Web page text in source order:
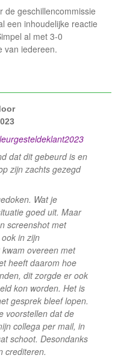
de geschillencommissie
een inhoudelijke reactie
al met 3-0
van iedereen.
dat dit gebeurd is en
zijn zachts gezegd
Wat je
goed uit. Maar
screenshot met
in zijn
overeen met
heeft daarom hoe
dit zorgde er ook
kon worden. Het is
gesprek bleef lopen.
voorstellen dat de
collega per mail, in
schoot. Desondanks
crediteren.